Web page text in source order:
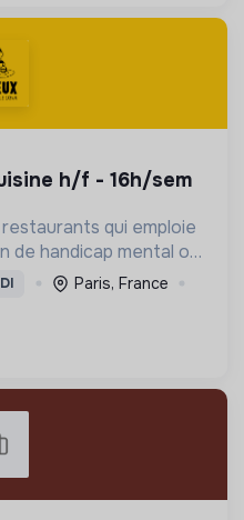
qui emploie
de handicap mental ou
sa croissance au
plusieurs cafés.
Paris, France